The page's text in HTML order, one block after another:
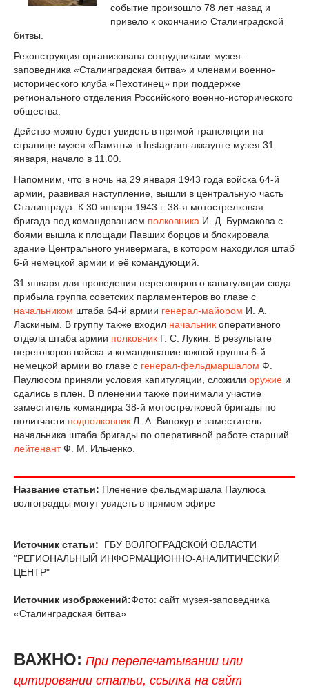
событие произошло 78 лет назад и
привело к окончанию Сталинградской
битвы.
Реконструкция организована сотрудниками музея-
заповедника «Сталинградская битва» и членами военно-
исторического клуба «Пехотинец» при поддержке
регионального отделения Российского военно-исторического
общества.
Действо можно будет увидеть в прямой трансляции на
странице музея «Память» в Instagram-аккаунте музея 31
января, начало в 11.00.
Напомним, что в ночь на 29 января 1943 года войска 64-й
армии, развивая наступление, вышли в центральную часть
Сталинграда. К 30 января 1943 г. 38-я мотострелковая
бригада под командованием полковника И. Д. Бурмакова с
боями вышла к площади Павших борцов и блокировала
здание Центрального универмага, в котором находился штаб
6-й немецкой армии и её командующий.
31 января для проведения переговоров о капитуляции сюда
прибыла группа советских парламентеров во главе с
начальником штаба 64-й армии генерал-майором И. А.
Ласкиным. В группу также входил начальник оперативного
отдела штаба армии полковник Г. С. Лукин. В результате
переговоров войска и командование южной группы 6-й
немецкой армии во главе с генерал-фельдмаршалом Ф.
Паулюсом приняли условия капитуляции, сложили оружие и
сдались в плен. В пленении также принимали участие
заместитель командира 38-й мотострелковой бригады по
политчасти подполковник Л. А. Винокур и заместитель
начальника штаба бригады по оперативной работе старший
лейтенантФ. М. Ильченко.
Название статьи: Пленение фельдмаршала Паулюса
волгоградцы могут увидеть в прямом эфире
Источник статьи:
ГБУ ВОЛГОГРАДСКОЙ ОБЛАСТИ
"РЕГИОНАЛЬНЫЙ ИНФОРМАЦИОННО-АНАЛИТИЧЕСКИЙ
ЦЕНТР"
Источник изображений:Фото: сайт музея-заповедника
«Сталинградская битва»
ВАЖНО: При перепечатывании или
цитировании статьи, ссылка на сайт